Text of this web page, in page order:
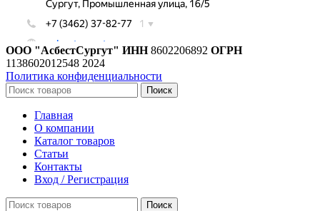
ООО "АсбестСургут" ИНН8602206892 ОГРН
1138602012548 2024
Политика конфиденциальности
Поиск
Главная
О компании
Каталог товаров
Статьи
Контакты
Вход / Регистрация
Поиск